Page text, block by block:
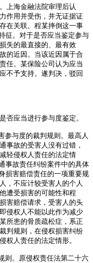
海金融法院审理后认
作用并受伤，并无证据证
在关联。程某摔倒这一事
征。对于是否应当鉴定参与
失的最直接的、最有效
的近因。当该近因属于合
任。某保险公司认为应当
不予支持。遂判决，驳回
应当进行参与度鉴定。
参与度的裁判规则。最高人
事故的受害人没有过错，
轻侵权人责任的法定情
事故责任纠纷案件中的具体
损害赔偿责任的一项重要规
，不应计较受害人的个人
遭受损害的可能性和程
害赔偿请求，受害人的头
侵权人不能以此作为减少
所患的骨质疏松症，系正
判规则，在侵权损害纠纷
权人责任的法定情形。
则。原侵权责任法第二十六